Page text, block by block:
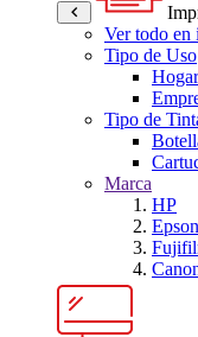
Ver todo en
Tipo de Uso
Hogar
Tipo de
Marca
HP
Epson